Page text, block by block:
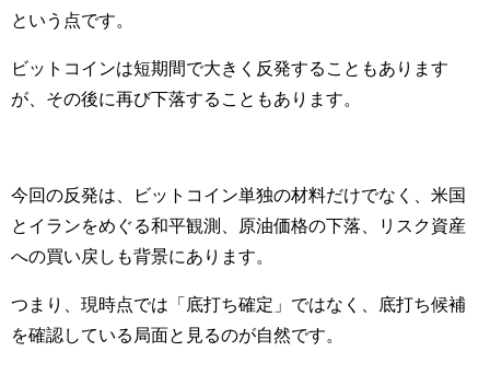
という点です。
ビットコインは短期間で大きく反発することもあります
が、その後に再び下落することもあります。
今回の反発は、ビットコイン単独の材料だけでなく、米国
とイランをめぐる和平観測、原油価格の下落、リスク資産
への買い戻しも背景にあります。
つまり、現時点では「底打ち確定」ではなく、底打ち候補
を確認している局面と見るのが自然です。